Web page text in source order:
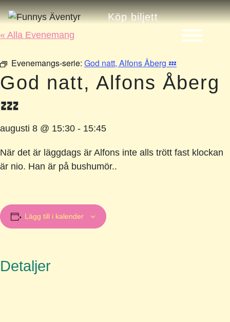
Köp biljett
« Alla Evenemang
Evenemangs-serie: God natt, Alfons Åberg 💤
God natt, Alfons Åberg
💤
augusti 8 @ 15:30 - 15:45
När det är läggdags är Alfons inte alls trött fast klockan
är nio. Han är på bushumör..
Lägg till i kalender
Detaljer